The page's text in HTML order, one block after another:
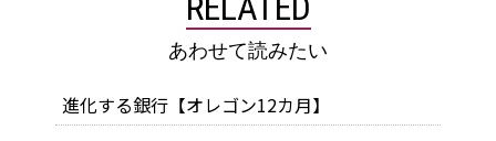
あわせて読みたい
進化する銀行【オレゴン12カ月】